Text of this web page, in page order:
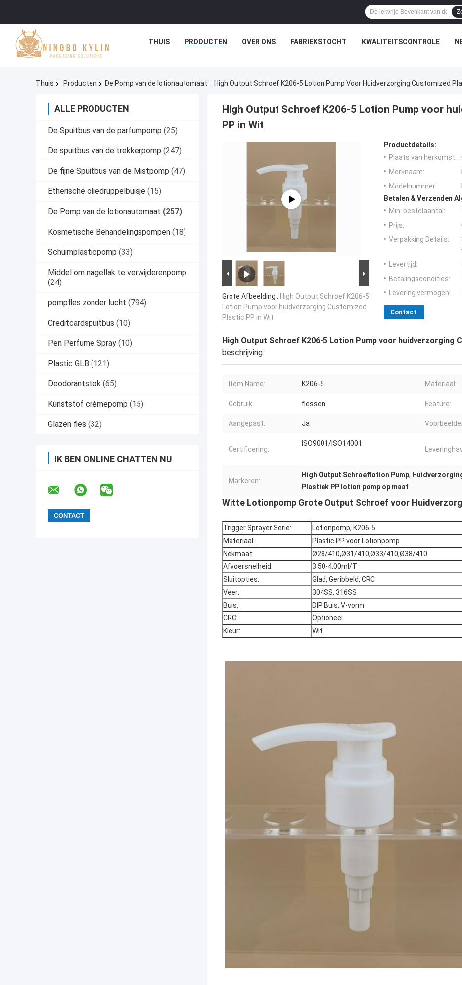
THUIS PRODUCTEN OVER ONS FABRIEKSTOCHT KWALITEITSCONTROLE
Thuis Producten De Pomp van de lotionautomaat High Output Schroef K206-5 Lotion Pump Voor Huidverzorging Customized
ALLE PRODUCTEN
De Spuitbus van de parfumpomp (25)
De spuitbus van de trekkerpomp (247)
De fijne Spuitbus van de Mistpomp (47)
Etherische oliedruppelbuisje (15)
De Pomp van de lotionautomaat (257)
Kosmetische Behandelingspompen (18)
Schuimplasticpomp (33)
Middel om nagellak te verwijderenpomp
(24)
pompfles zonder lucht (794)
Creditcardspuitbus (10)
Pen Perfume Spray (10)
Plastic GLB (121)
Deodorantstok (65)
Kunststof crèmepomp (15)
Glazen fles (32)
IK BEN ONLINE CHATTEN NU
High Output Schroef K206-5 Lotion Pump voor
PP in Wit
Grote Afbeelding : High Output Schroef K206-5
Lotion Pump voor huidverzorging Customized
Plastic PP in Wit
Productdetails:
Plaats van herkomst:
Merknaam:
Modelnummer:
Betalen & Verzenden
Min. bestelaantal:
Prijs:
Verpakking Details:
Levertijd:
Betalingscondities:
Levering vermogen:
Contact
High Output Schroef K206-5 Lotion Pump voor huidverzorging
beschrijving
Item Name: K206-5 Materiaal:
Gebruik: flessen Feature:
Aangepast: Ja
Certificering:
ISO9001/ISO14001
Markeren:
High Output Schroeflotion Pump,
Plastiek PP lotion pomp op maat
Witte Lotionpomp Grote Output Schroef voor
Trigger Sprayer Serie:
Lotionpomp, K206-5
Materiaal:
Plastic PP voor Lotionpomp
Nekmaat:
Ø28/410,Ø31/410,Ø33/410,Ø38/410
Afvoersnelheid:
3.50-4.00ml/T
Sluitopties:
Glad, Geribbeld, CRC
Veer:
304SS, 316SS
Buis:
DIP Buis, V-vorm
CRC:
Optioneel
Kleur:
Wit